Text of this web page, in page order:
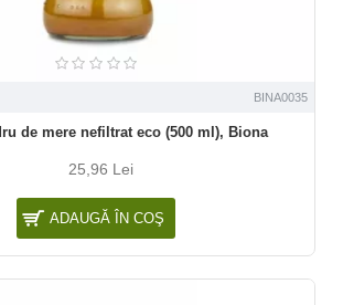
BINA0035
de mere nefiltrat eco (500 ml), Biona
25,96 Lei
ADAUGĂ ÎN COŞ